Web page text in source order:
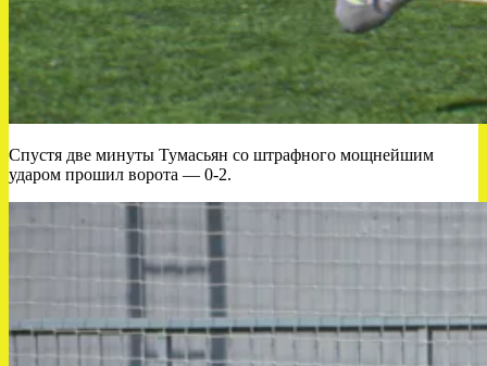
Спустя две минуты Тумасьян со штрафного мощнейшим
ударом прошил ворота — 0-2.